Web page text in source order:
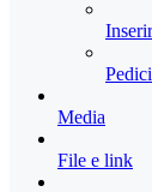
Media
File e link